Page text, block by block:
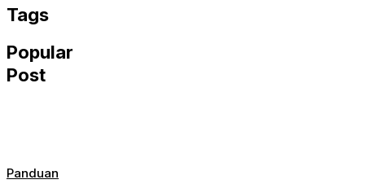
Tags
Popular
Post
Panduan